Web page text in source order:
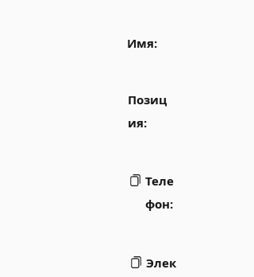
Имя:
Позиц
ия:
Теле
фон:
Элек